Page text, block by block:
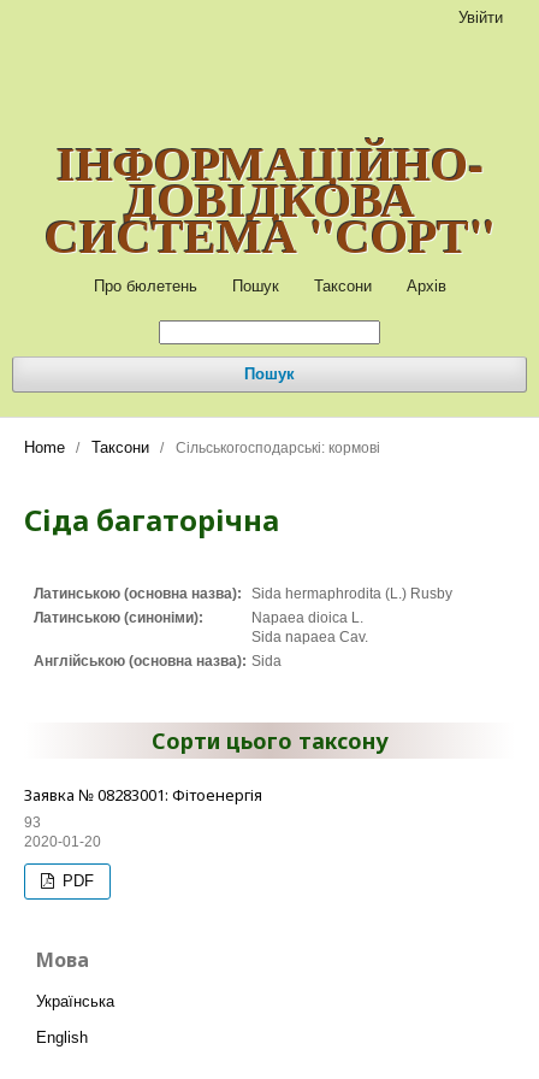
ІНФОРМАЦІЙНО-
ДОВІДКОВА
СИСТЕМА "СОРТ"
Про бюлетень Пошук Таксони Архів
Пошук
Увійти
Home / Таксони / Сільськогосподарські: кормові
Сіда багаторічна
Латинською (основна назва):
Sida hermaphrodita (L.) Rusby
Латинською (синоніми):
Napaea dioica L.
Sida napaea Cav.
Англійською (основна назва): Sida
Сорти цього таксону
Заявка № 08283001: Фітоенергія
93
2020-01-20
PDF
Мова
Українська
English